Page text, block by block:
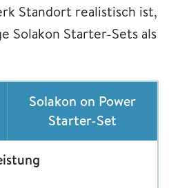
Standort realistisch ist,
Solakon Starter-Sets als
Solakon on Power
Starter-Set